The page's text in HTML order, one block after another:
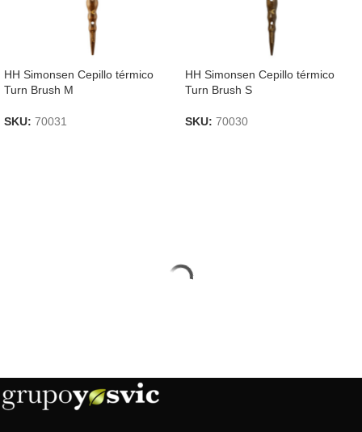
HH Simonsen Cepillo térmico
Turn Brush M
SKU: 70031
HH Simonsen Cepillo térmico
Turn Brush S
SKU: 70030